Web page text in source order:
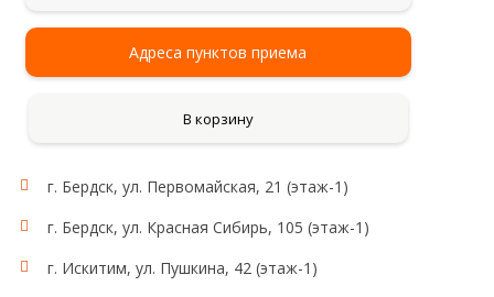
Адреса пунктов приема
В корзину
г. Бердск, ул. Первомайская, 21 (этаж-1)
г. Бердск, ул. Красная Сибирь, 105 (этаж-1)
г. Искитим, ул. Пушкина, 42 (этаж-1)